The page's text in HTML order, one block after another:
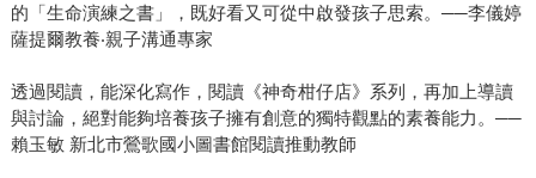
的「生命演練之書」，既好看又可從中啟發孩子思索。──李儀婷
薩提爾教養‧親子溝通專家
透過閱讀，能深化寫作，閱讀《神奇柑仔店》系列，再加上導讀
與討論，絕對能夠培養孩子擁有創意的獨特觀點的素養能力。──
賴玉敏 新北市鶯歌國小圖書館閱讀推動教師